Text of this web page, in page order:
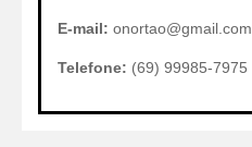
E-mail: onortao@gmail.com
Telefone: (69) 99985-7975